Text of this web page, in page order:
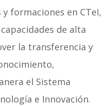
formaciones en CTeI,
de alta
la transferencia y
el Sistema
e Innovación.